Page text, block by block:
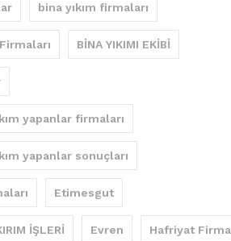
bina yıkım firmaları
BİNA YIKIMI EKİBİ
yapanlar firmaları
yapanlar sonuçları
Etimesgut
İŞLERİ Evren Hafriyat